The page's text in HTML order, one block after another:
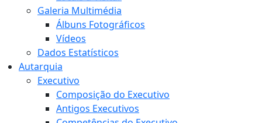
Galeria Multimédia
Álbuns Fotográficos
Vídeos
Dados Estatísticos
Autarquia
Executivo
Composição do Executivo
Antigos Executivos